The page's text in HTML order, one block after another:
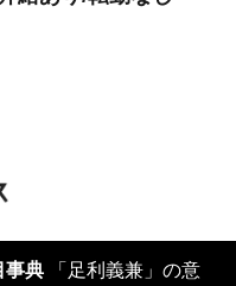
事典 「足利義兼」の意